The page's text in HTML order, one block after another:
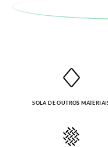
SOLA DE OUTROS